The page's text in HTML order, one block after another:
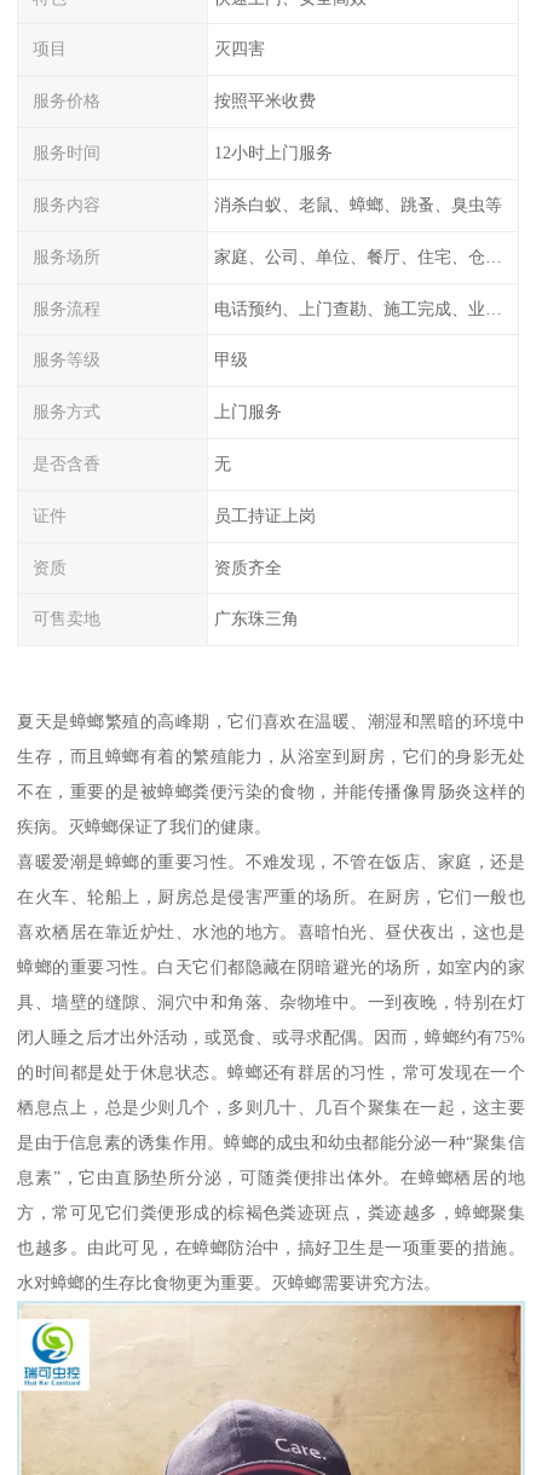
项目 灭四害
服务价格 按照平米收费
服务时间 12小时上门服务
服务内容 消杀白蚁、老鼠、蟑螂、跳蚤、臭虫等
服务场所
服务流程
服务等级 甲级
服务方式 上门服务
是否含香 无
证件 员工持证上岗
资质 资质齐全
可售卖地 广东珠三角
夏天是蟑螂繁殖的高峰期，它们喜欢在温暖、潮湿和黑暗的环境中
生存，而且蟑螂有着的繁殖能力，从浴室到厨房，它们的身影无处
不在，重要的是被蟑螂粪便污染的食物，并能传播像胃肠炎这样的
疾病。灭蟑螂保证了我们的健康。
喜暖爱潮是蟑螂的重要习性。不难发现，不管在饭店、家庭，还是
在火车、轮船上，厨房总是侵害严重的场所。在厨房，它们一般也
喜欢栖居在靠近炉灶、水池的地方。喜暗怕光、昼伏夜出，这也是
蟑螂的重要习性。白天它们都隐藏在阴暗避光的场所，如室内的家
具、墙壁的缝隙、洞穴中和角落、杂物堆中。一到夜晚，特别在灯
闭人睡之后才出外活动，或觅食、或寻求配偶。因而，蟑螂约有75%
的时间都是处于休息状态。蟑螂还有群居的习性，常可发现在一个
栖息点上，总是少则几个，多则几十、几百个聚集在一起，这主要
是由于信息素的诱集作用。蟑螂的成虫和幼虫都能分泌一种“聚集信
息素”，它由直肠垫所分泌，可随粪便排出体外。在蟑螂栖居的地
方，常可见它们粪便形成的棕褐色粪迹斑点，粪迹越多，蟑螂聚集
也越多。由此可见，在蟑螂防治中，搞好卫生是一项重要的措施。
水对蟑螂的生存比食物更为重要。灭蟑螂需要讲究方法。